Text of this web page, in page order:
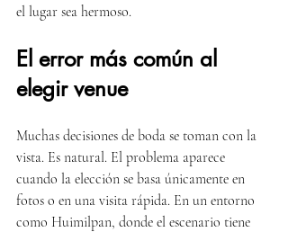
el lugar sea hermoso.
El error más común al
elegir venue
Muchas decisiones de boda se toman con la
vista. Es natural. El problema aparece
cuando la elección se basa únicamente en
fotos o en una visita rápida. En un entorno
como Huimilpan, donde el escenario tiene